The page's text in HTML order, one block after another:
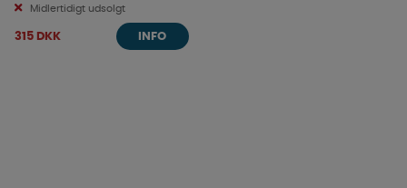
Midlertidigt udsolgt
315 DKK INFO